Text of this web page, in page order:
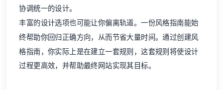
协调统一的设计。
丰富的设计选项也可能让你偏离轨道。一份风格指南能始
终帮助你回归正确方向，从而节省大量时间。通过创建风
格指南，你实际上是在建立一套规则，这套规则将使设计
过程更高效，并帮助最终网站实现其目标。